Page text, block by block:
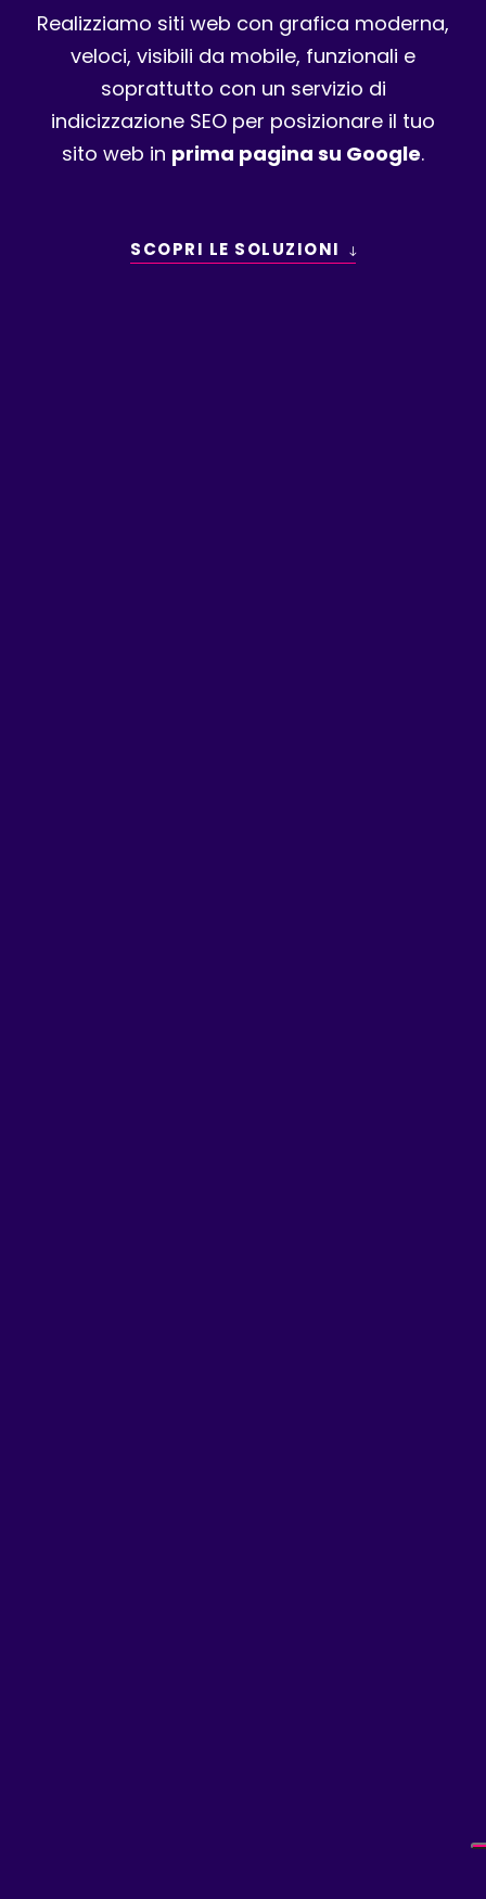
Realizziamo siti web con grafica moderna,
veloci, visibili da mobile, funzionali e
soprattutto con un servizio di
indicizzazione SEO per posizionare il tuo
sito web in prima pagina su Google.
SCOPRI LE SOLUZIONI